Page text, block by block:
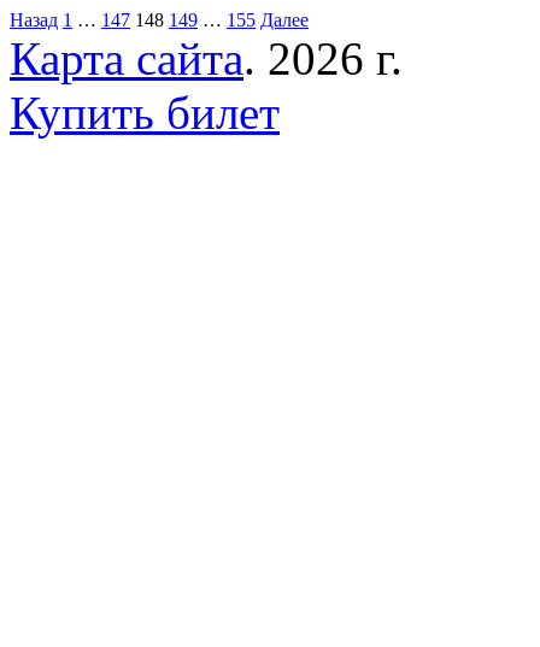
Назад 1 … 147 148 149 … 155 Далее
Карта сайта. 2026 г.
Купить билет